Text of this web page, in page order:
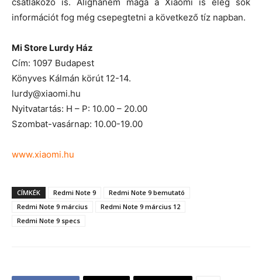
információt fog még csepegtetni a következő tíz napban.
Mi Store Lurdy Ház
Cím: 1097 Budapest
Könyves Kálmán körút 12-14.
lurdy@xiaomi.hu
Nyitvatartás: H – P: 10.00 – 20.00
Szombat-vasárnap: 10.00-19.00
www.xiaomi.hu
CÍMKÉK Redmi Note 9
Redmi Note 9 bemutató
Redmi Note 9 március
Redmi Note 9 március 12
Redmi Note 9 specs